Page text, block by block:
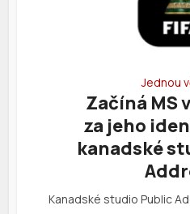
Jednou
Začíná MS
za jeho
kanadské
Kanadské studio Public